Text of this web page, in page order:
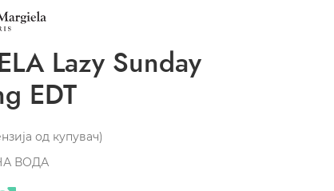
Lazy Sunday
EDT
од купувач)
ВОДА